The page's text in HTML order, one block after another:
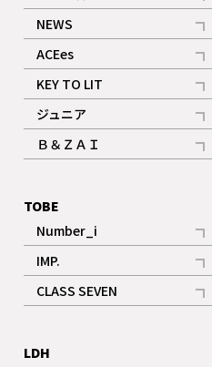
記事
NEWS
記事
ACEes
記事
KEY TO LIT
記事
ジュニア
記事
Ｂ＆ＺＡＩ
記事
TOBE
Number_i
記事
IMP.
記事
CLASS SEVEN
記事
LDH